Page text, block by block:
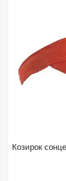
Козирок